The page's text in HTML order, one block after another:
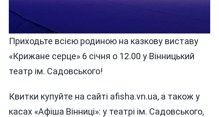
Приходьте всією родиною на казкову виставу
«Крижане серце» 6 січня о 12.00 у Вінницький
театр ім. Садовського!
Квитки купуйте на сайті afisha.vn.ua, а також у
касах «Афіша Вінниці»: у театрі ім. Садовського,